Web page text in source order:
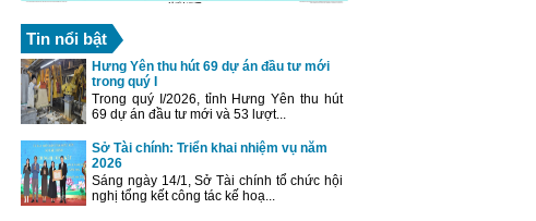
Tin nổi bật
Hưng Yên thu hút 69 dự án đầu tư mới
trong quý I
Trong quý I/2026, tỉnh Hưng Yên thu hút
69 dự án đầu tư mới và 53 lượt...
Sở Tài chính: Triển khai nhiệm vụ năm
2026
Sáng ngày 14/1, Sở Tài chính tổ chức hội
nghị tổng kết công tác kế hoạ...